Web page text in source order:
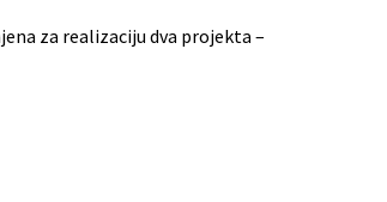
za realizaciju dva projekta –